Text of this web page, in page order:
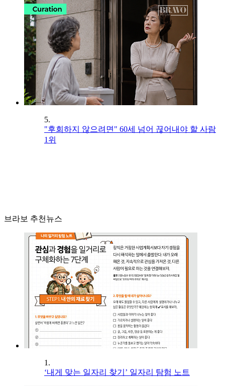
5.
"후회하지 않으려면" 60세 넘어 끊어내야 할 사람
1위
브라보 추천뉴스
1.
‘내게 맞는 일자리 찾기’ 일자리 탐험 노트